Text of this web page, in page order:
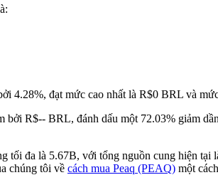
4.28%, đạt mức cao nhất là R$0 BRL và
bởi R$-- BRL, đánh dấu một 72.03% giảm
đa là 5.67B, với tổng nguồn cung hiện
chúng tôi về cách mua Peaq (PEAQ) một